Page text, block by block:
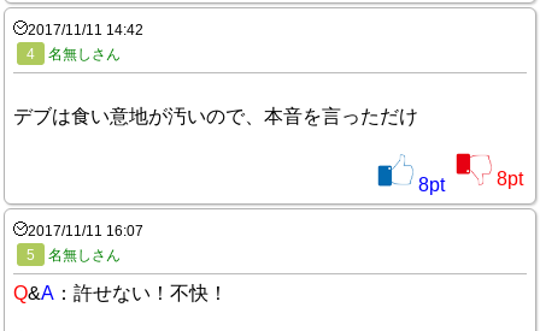
2017/11/11 14:42
4
名無しさん
デブは食い意地が汚いので、本音を言っただけ
8pt 8pt
2017/11/11 16:07
5
名無しさん
Q&A ：許せない！不快！